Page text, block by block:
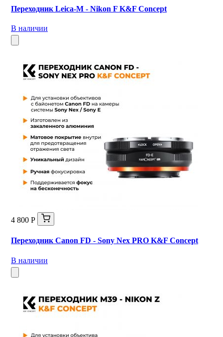
Переходник Leica-M - Nikon F K&F Concept
В наличии
4 800 Р
Переходник Canon FD - Sony Nex PRO K&F Concept
В наличии